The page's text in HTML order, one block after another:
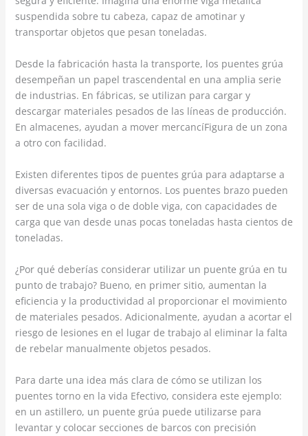
suspendida sobre tu cabeza, capaz de amotinar y
transportar objetos que pesan toneladas.
Desde la fabricación hasta la transporte, los puentes grúa
desempeñan un papel trascendental en una amplia serie
de industrias. En fábricas, se utilizan para cargar y
descargar materiales pesados de las líneas de producción.
En almacenes, ayudan a mover mercancíFigura de un zona
a otro con facilidad.
Existen diferentes tipos de puentes grúa para adaptarse a
diversas evacuación y entornos. Los puentes brazo pueden
ser de una sola viga o de doble viga, con capacidades de
carga que van desde unas pocas toneladas hasta cientos de
toneladas.
¿Por qué deberías considerar utilizar un puente grúa en tu
punto de trabajo? Bueno, en primer sitio, aumentan la
eficiencia y la productividad al proporcionar el movimiento
de materiales pesados. Adicionalmente, ayudan a acortar el
riesgo de lesiones en el lugar de trabajo al eliminar la falta
de rebelar manualmente objetos pesados.
Para darte una idea más clara de cómo se utilizan los
puentes torno en la vida Efectivo, considera este ejemplo:
en un astillero, un puente grúa puede utilizarse para
levantar y colocar secciones de barcos con precisión